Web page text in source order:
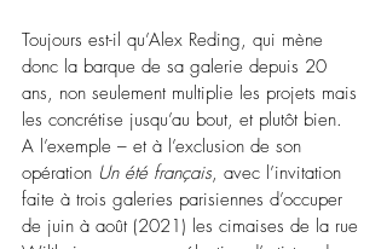
Toujours est-il qu’Alex Reding, qui mène
donc la barque de sa galerie depuis 20
ans, non seulement multiplie les projets mais
les concrétise jusqu’au bout, et plutôt bien.
A l’exemple – et à l’exclusion de son
opération Un été français, avec l’invitation
faite à trois galeries parisiennes d’occuper
de juin à août (2021) les cimaises de la rue